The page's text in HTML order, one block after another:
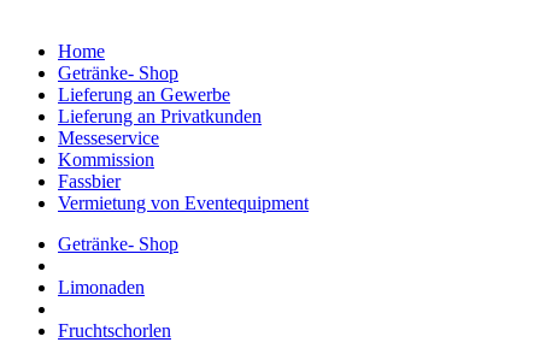
Home
Getränke- Shop
Lieferung an Gewerbe
Lieferung an Privatkunden
Messeservice
Kommission
Fassbier
Vermietung von Eventequipment
Getränke- Shop
Limonaden
Fruchtschorlen